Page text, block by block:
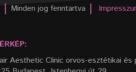
Minden jog fenntartva
Aesthetic Clinic orvos-esztétikai és